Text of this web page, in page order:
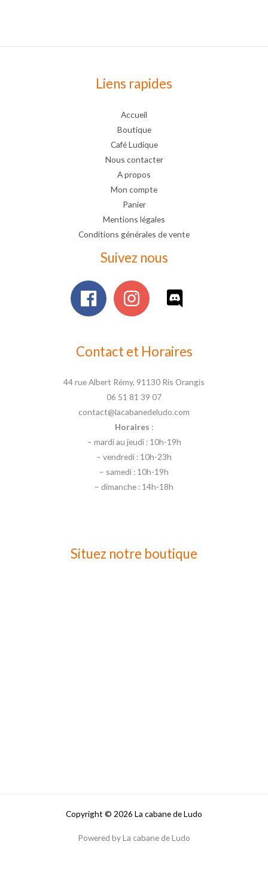
Liens rapides
Accueil
Boutique
Café Ludique
Nous contacter
A propos
Mon compte
Panier
Mentions légales
Conditions générales de vente
Suivez nous
Contact et Horaires
44 rue Albert Rémy, 91130 Ris Orangis
06 51 81 39 07
contact@lacabanedeludo.com
Horaires :
– mardi au jeudi : 10h-19h
– vendredi : 10h-23h
– samedi : 10h-19h
– dimanche : 14h-18h
Situez notre boutique
Copyright © 2026 La cabane de Ludo
Powered by La cabane de Ludo